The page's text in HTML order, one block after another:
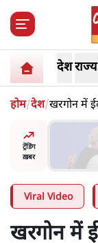
देशराज्य
होम/देश/खरगोन में
लेकिन
ट्रेंडिंग
ख़बर
एनसीपी
इंदिरा
हैं?
Viral Video
खरगोन में